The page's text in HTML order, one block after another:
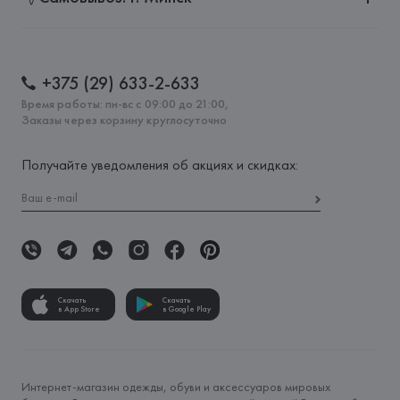
+375 (29) 633-2-633
Время работы: пн-вс с 09:00 до 21:00,
Заказы через корзину круглосуточно
Получайте уведомления об акциях и скидках:
Скачать
в App Store
Скачать
в Google Play
Интернет-магазин одежды, обуви и аксессуаров мировых